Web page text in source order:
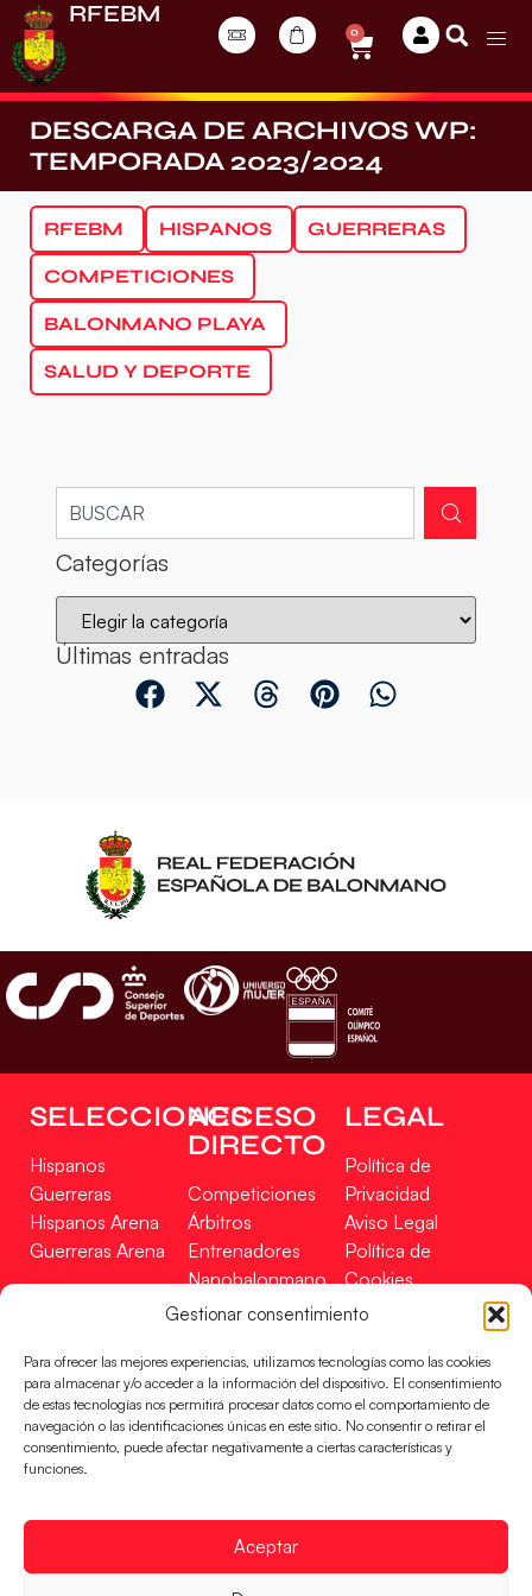
Gestionar consentimiento
Para ofrecer las mejores experiencias, utilizamos tecnologías como las cookies
para almacenar y/o acceder a la información del dispositivo. El consentimiento
de estas tecnologías nos permitirá procesar datos como el comportamiento de
navegación o las identificaciones únicas en este sitio. No consentir o retirar el
consentimiento, puede afectar negativamente a ciertas características y
funciones.
Aceptar
RFEBM
0
DESCARGA DE ARCHIVOS WP:
TEMPORADA 2023/2024
RFEBM HISPANOS GUERRERAS
COMPETICIONES
BALONMANO PLAYA
SALUD Y DEPORTE
Categorías
Últimas entradas
SELECCIONES
Hispanos
Guerreras
Hispanos Arena
Guerreras Arena
ACCESO
DIRECTO
Competiciones
Árbitros
Entrenadores
Nanobalonmano
Tienda
LEGAL
Política de
Privacidad
Aviso Legal
Política de
Cookies
Mapa Web
Incidencias
CONTACTO
EN
FINANCIADO